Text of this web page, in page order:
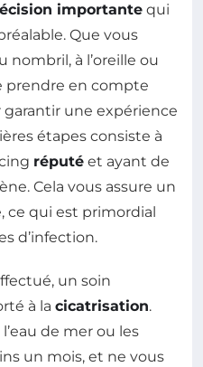
importante qui
Que vous
nombril, à l’oreille ou
prendre en compte
garantir une expérience
étapes consiste à
réputé et ayant de
Cela vous assure un
qui est primordial
d’infection.
un soin
à la cicatrisation.
de mer ou les
un mois, et ne vous